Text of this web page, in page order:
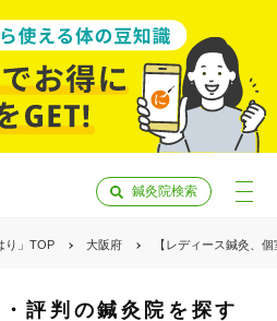
鍼灸院検索
り」TOP 大阪府 【レディース鍼灸、
評判の鍼灸院を探す